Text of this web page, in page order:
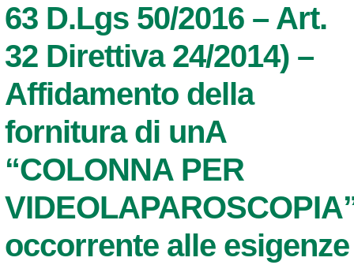
63 D.Lgs 50/2016 – Art.
32 Direttiva 24/2014) –
Affidamento della
fornitura di unA
“COLONNA PER
occorrente alle esigenze